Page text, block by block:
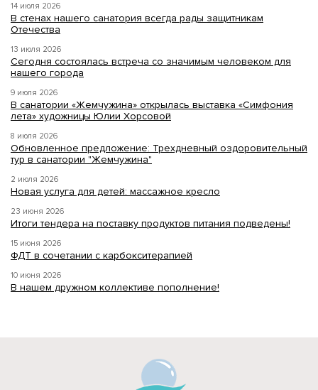
14 июля 2026
В стенах нашего санатория всегда рады защитникам
Отечества
13 июля 2026
Сегодня состоялась встреча со значимым человеком для
нашего города
9 июля 2026
В санатории «Жемчужина» открылась выставка «Симфония
лета» художницы Юлии Хорсовой
8 июля 2026
Обновленное предложение: Трехдневный оздоровительный
тур в санатории "Жемчужина"
2 июля 2026
Новая услуга для детей: массажное кресло
23 июня 2026
Итоги тендера на поставку продуктов питания подведены!
15 июня 2026
ФДТ в сочетании с карбокситерапией
10 июня 2026
В нашем дружном коллективе пополнение!